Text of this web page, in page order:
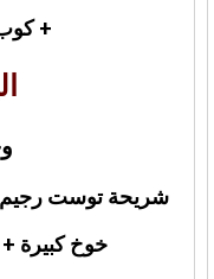
+
شريحة توست
خوخ كبيرة